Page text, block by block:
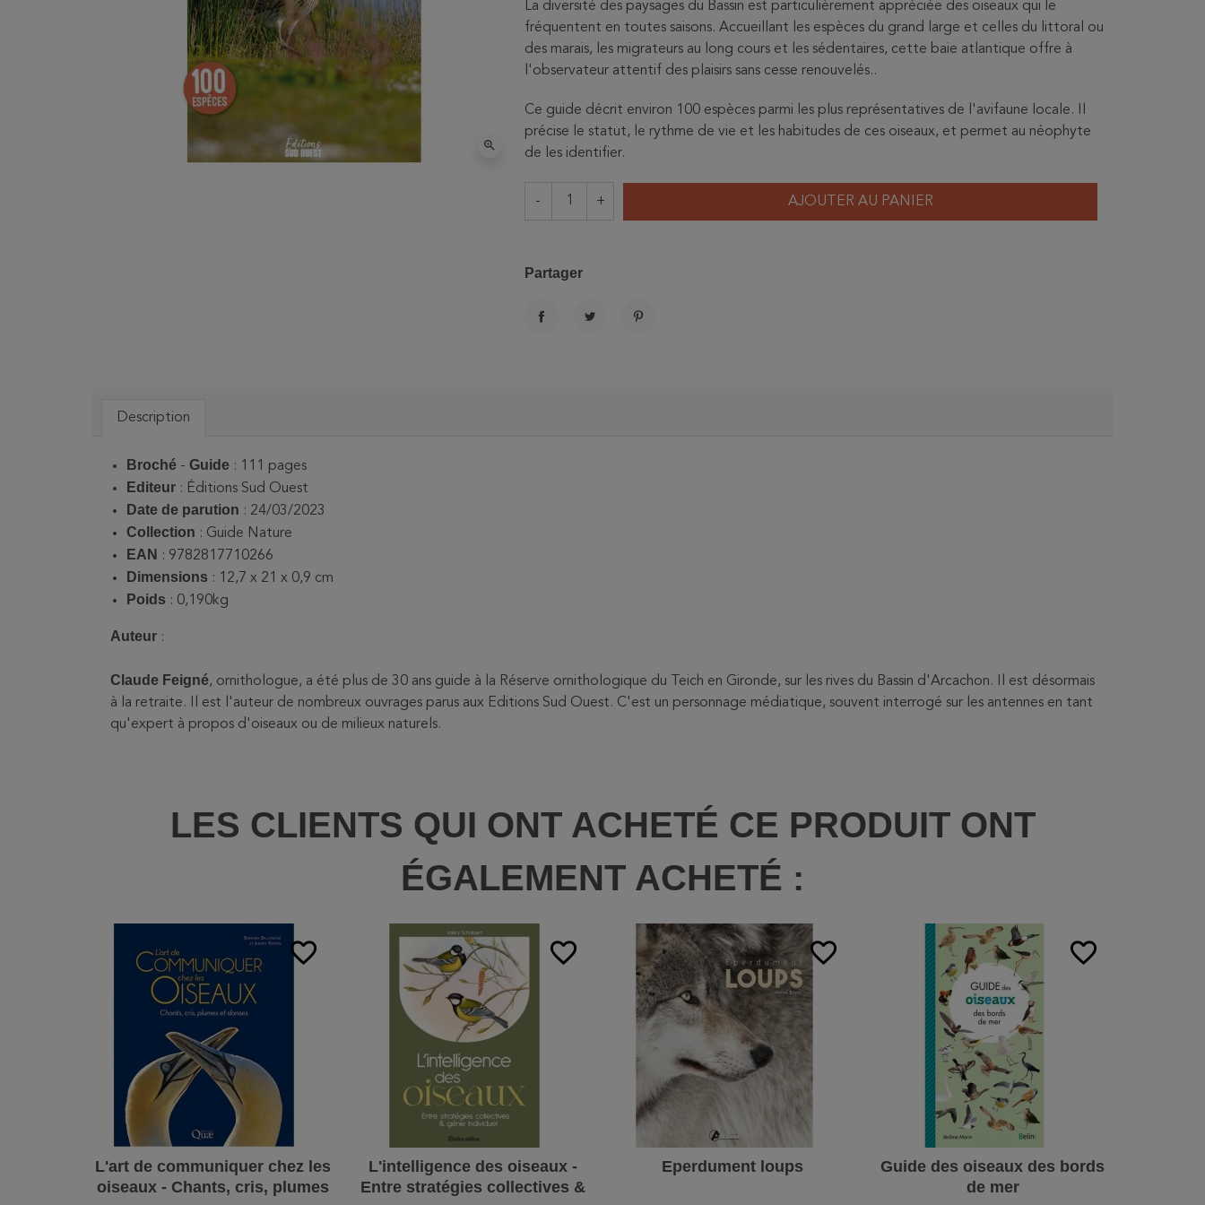
zoom_in
La diversité des paysages du Bassin est particulièrement appréciée des oiseaux qui le
fréquentent en toutes saisons. Accueillant les espèces du grand large et celles du littoral ou
des marais, les migrateurs au long cours et les sédentaires, cette baie atlantique offre à
l'observateur attentif des plaisirs sans cesse renouvelés..
Ce guide décrit environ 100 espèces parmi les plus représentatives de l'avifaune locale. Il
précise le statut, le rythme de vie et les habitudes de ces oiseaux, et permet au néophyte
de les identifier.
- + AJOUTER AU PANIER
Partager
Description
Broché - Guide : 111 pages
Editeur : Éditions Sud Ouest
Date de parution : 24/03/2023
Collection : Guide Nature
EAN : 9782817710266
Dimensions : 12,7 x 21 x 0,9 cm
Poids : 0,190kg
Auteur :
Claude Feigné, ornithologue, a été plus de 30 ans guide à la Réserve ornithologique du Teich en Gironde, sur les rives du Bassin d'Arcachon. Il est désormais
à la retraite. Il est l'auteur de nombreux ouvrages parus aux Editions Sud Ouest. C'est un personnage médiatique, souvent interrogé sur les antennes en tant
qu'expert à propos d'oiseaux ou de milieux naturels.
LES CLIENTS QUI ONT ACHETÉ CE PRODUIT ONT
ÉGALEMENT ACHETÉ :
favorite_border
L'art de communiquer chez les
oiseaux - Chants, cris, plumes
favorite_border
L'intelligence des oiseaux -
Entre stratégies collectives &
favorite_border
Eperdument loups
favorite_border
Guide des oiseaux des bords
de mer